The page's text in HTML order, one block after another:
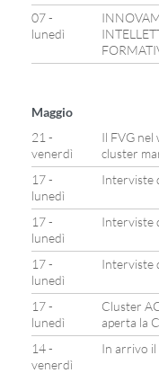
07 -
lunedì
Maggio
21 -
venerdì
Il FVG
cluster
17 -
lunedì
Interviste
17 -
lunedì
Interviste
17 -
lunedì
Interviste
17 -
lunedì
Cluster
aperta la
14 -
venerdì
In arrivo il